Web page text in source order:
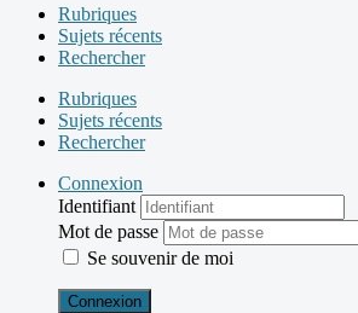
Rubriques
Sujets récents
Rechercher
Rubriques
Sujets récents
Rechercher
Connexion
Identifiant
Mot de passe
Se souvenir de moi
Connexion